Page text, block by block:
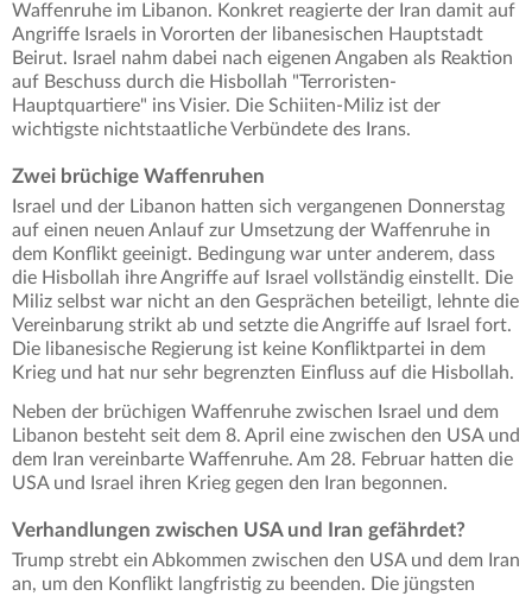
Waffenruhe im Libanon. Konkret reagierte der Iran damit auf
Angriffe Israels in Vororten der libanesischen Hauptstadt
Beirut. Israel nahm dabei nach eigenen Angaben als Reaktion
auf Beschuss durch die Hisbollah "Terroristen-
Hauptquartiere" ins Visier. Die Schiiten-Miliz ist der
wichtigste nichtstaatliche Verbündete des Irans.
Zwei brüchige Waffenruhen
Israel und der Libanon hatten sich vergangenen Donnerstag
auf einen neuen Anlauf zur Umsetzung der Waffenruhe in
dem Konflikt geeinigt. Bedingung war unter anderem, dass
die Hisbollah ihre Angriffe auf Israel vollständig einstellt. Die
Miliz selbst war nicht an den Gesprächen beteiligt, lehnte die
Vereinbarung strikt ab und setzte die Angriffe auf Israel fort.
Die libanesische Regierung ist keine Konfliktpartei in dem
Krieg und hat nur sehr begrenzten Einfluss auf die Hisbollah.
Neben der brüchigen Waffenruhe zwischen Israel und dem
Libanon besteht seit dem 8. April eine zwischen den USA und
dem Iran vereinbarte Waffenruhe. Am 28. Februar hatten die
USA und Israel ihren Krieg gegen den Iran begonnen.
Verhandlungen zwischen USA und Iran gefährdet?
Trump strebt ein Abkommen zwischen den USA und dem Iran
an, um den Konflikt langfristig zu beenden. Die jüngsten